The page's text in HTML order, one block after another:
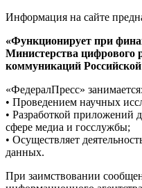
Информация на сайте
«Функционирует при
Министерства цифрового
коммуникаций
«ФедералПресс» занимается:
• Проведением научных
• Разработкой приложений
сфере медиа и госслужбы;
• Осуществляет
данных.
При заимствовании